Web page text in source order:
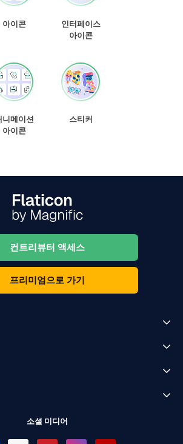
아이콘
인터페이스
아이콘
니메이션
아이콘
스티커
컨트리뷰터 액세스
프리미엄으로 가기
소셜 미디어